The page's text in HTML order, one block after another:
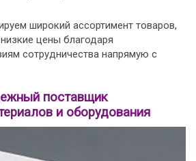
широкий ассортимент товаров,
цены благодаря
сотрудничества напрямую с
поставщик
и оборудования